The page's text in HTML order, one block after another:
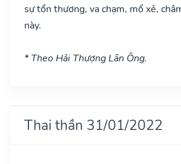
sự tổn thương, va chạm, mổ xẻ,
này.
* Theo Hải Thượng Lãn Ông.
Thai thần 31/01/2022